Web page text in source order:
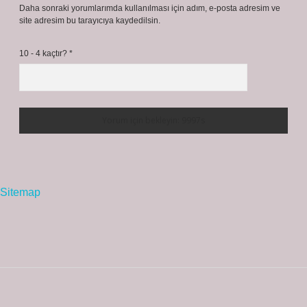
Daha sonraki yorumlarımda kullanılması için adım, e-posta adresim ve
site adresim bu tarayıcıya kaydedilsin.
10 - 4 kaçtır? *
Sitemap